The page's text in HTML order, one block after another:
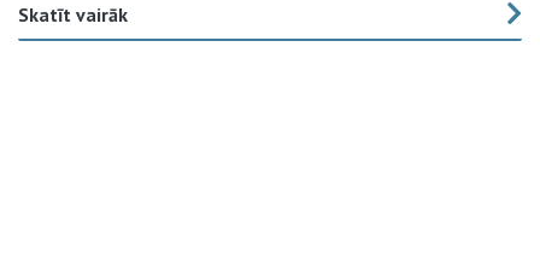
Skatīt vairāk